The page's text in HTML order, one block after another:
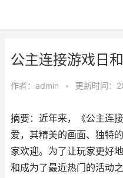
公主连接游戏日
作者： admin • 更新时间：
摘要：近年来，《公主连
爱，其精美的画面、独特
家欢迎。为了让玩家更好
和成为了最近热门的活动